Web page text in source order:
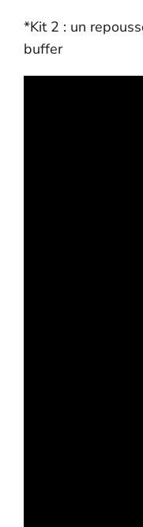
*Kit 2 : un
buffer